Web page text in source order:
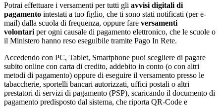
Potrai effettuare i versamenti per tutti gli avvisi digitali di
pagamento intestati a tuo figlio, che ti sono stati notificati (per e-
mail) dalla scuola di frequenza, oppure fare versamenti
volontari per ogni causale di pagamento elettronico, che le scuole o
il Ministero hanno reso eseguibile tramite Pago In Rete.
Accedendo con PC, Tablet, Smartphone puoi scegliere di pagare
subito online con carta di credito, addebito in conto (o con altri
metodi di pagamento) oppure di eseguire il versamento presso le
tabaccherie, sportelli bancari autorizzati, uffici postali o altri
prestatori di servizi di pagamento (PSP), scaricando il documento di
pagamento predisposto dal sistema, che riporta QR-Code e